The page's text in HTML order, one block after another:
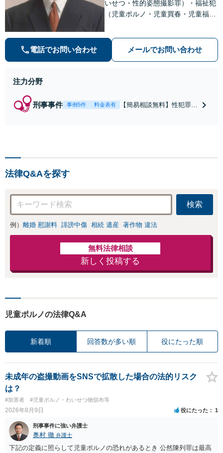
いせつ・性的姿態撮影罪）・福祉犯
（児童ポルノ・児童買春・児童福祉
等）に非常に詳しい弁護士です
電話でお問い合わせ メールでお問い合わせ
注力分野
刑事事件 事例5件 料金表有
【簡易相談無料】性犯罪
法律Q&Aを探す
検索
例） 離婚 慰謝料 誹謗中傷 相続 遺産 著作物 違法
無料法律相談
新しく投稿する
児童ポルノの法律Q&A
新着順 回答数が多い順 役にたった順
未成年の盗撮動画をSNSで拡散した場合の法的リスク
は？
#加害者 #児童ポルノ・わいせつ物頒布等
2026年8月9日 役にたった 1
刑事事件に強い弁護士
奥村 徹 弁護士
下記の定義に照らして児童ポルノの恐れがあるとき 公然陳列罪は最高